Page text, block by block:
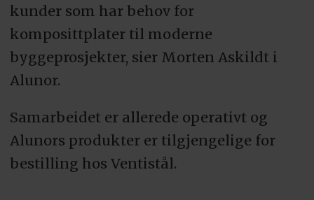
kunder som har behov for
komposittplater til moderne
byggeprosjekter, sier Morten Askildt i
Alunor.
Samarbeidet er allerede operativt og
Alunors produkter er tilgjengelige for
bestilling hos Ventistål.